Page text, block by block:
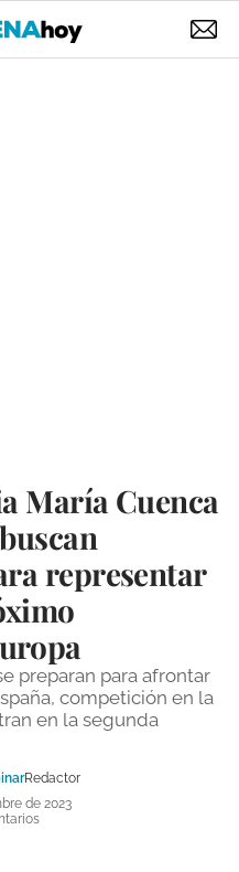
María Cuenca
representar
preparan para afrontar
competición en la
en la segunda
Redactor
de 2023